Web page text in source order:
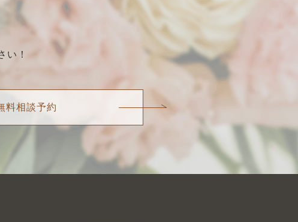
い！
料相談予約